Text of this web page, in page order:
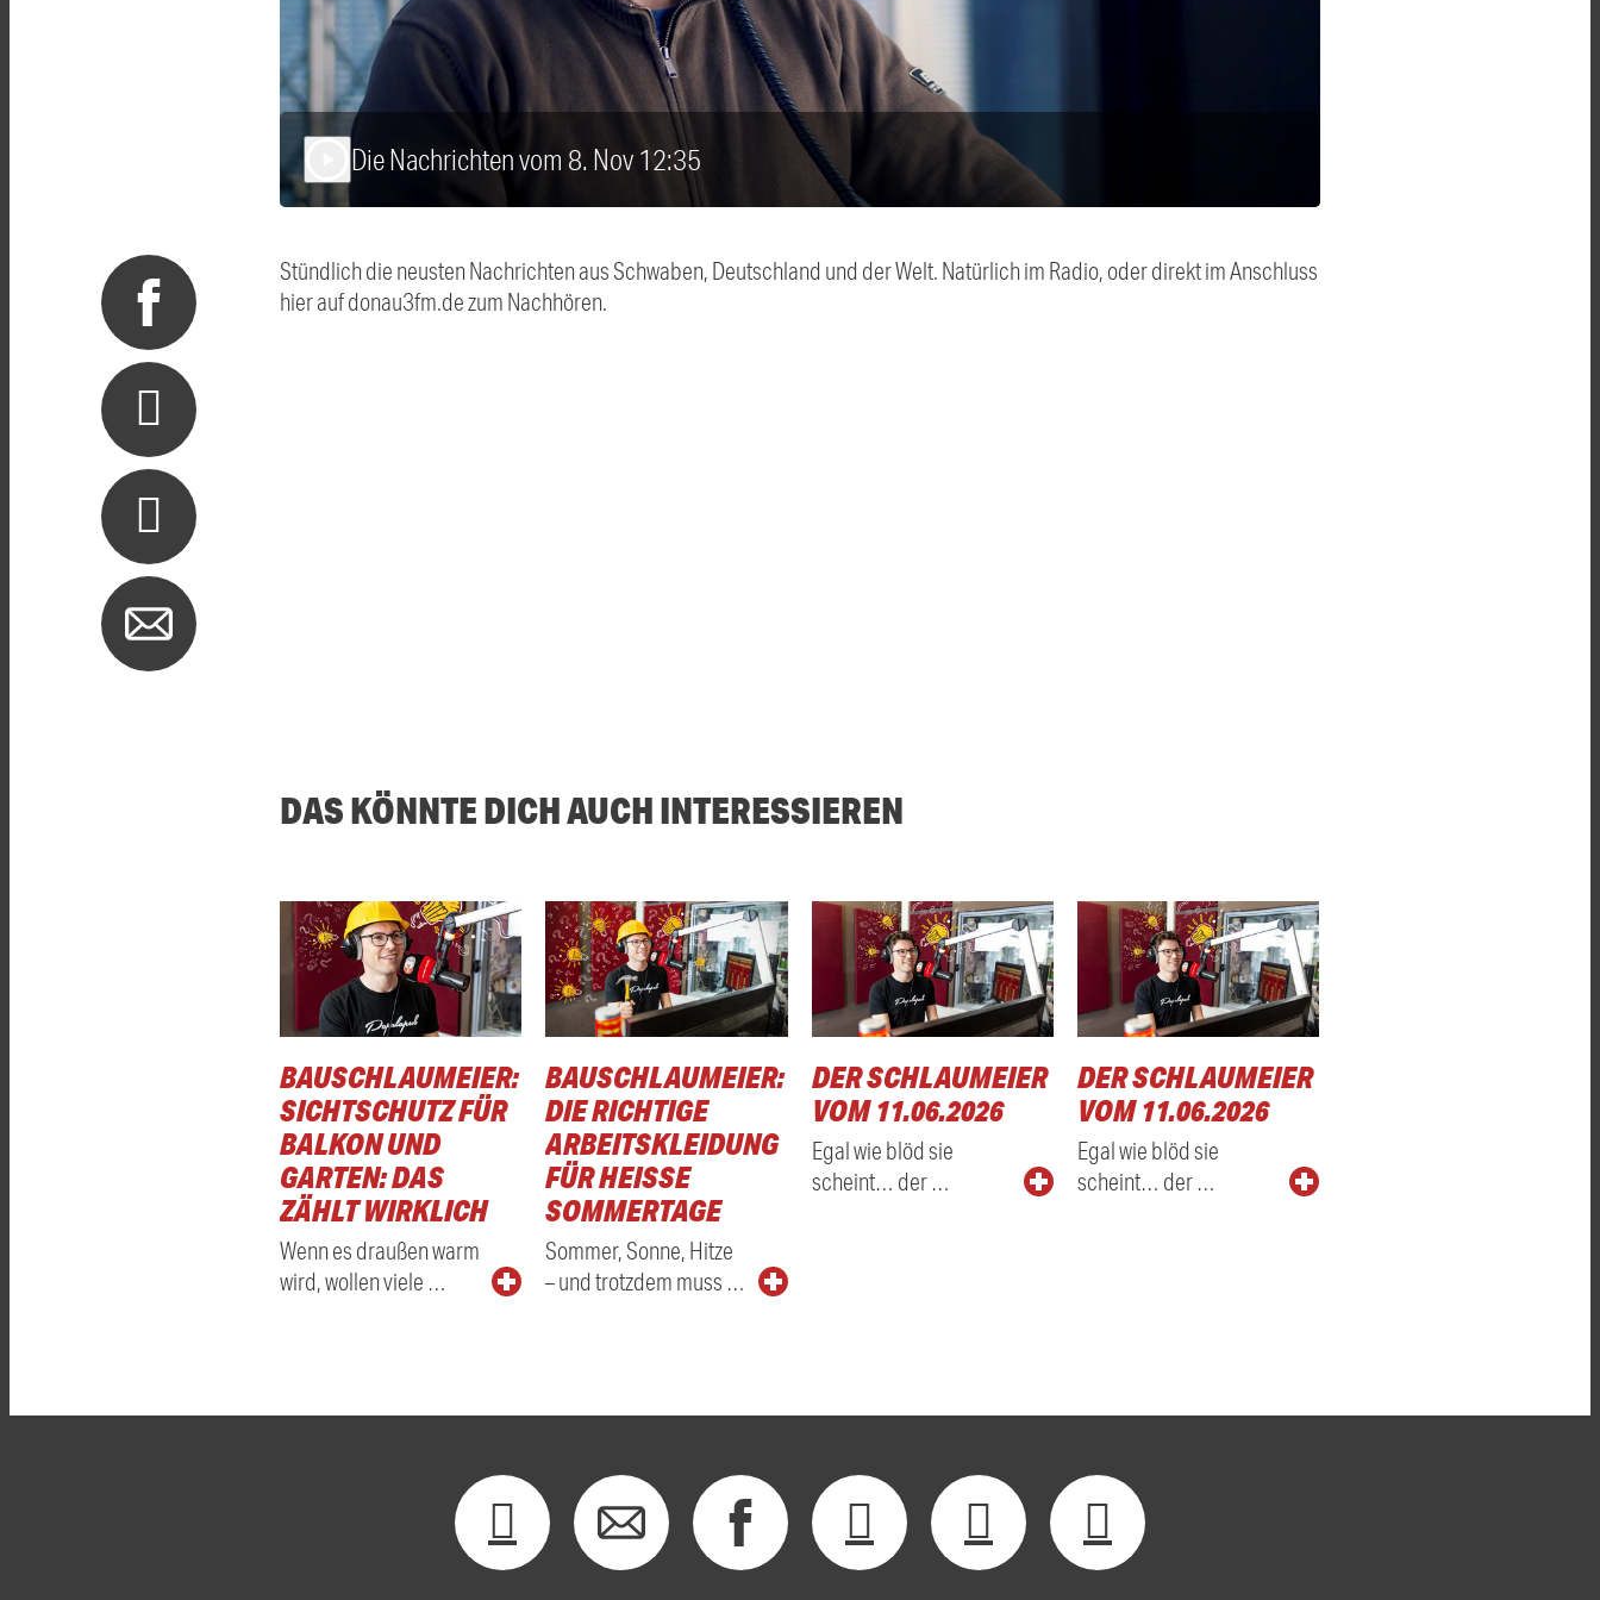
Die Nachrichten vom 8. Nov 12:35
Stündlich die neusten Nachrichten aus Schwaben, Deutschland und der Welt. Natürlich im Radio, oder direkt im Anschluss
hier auf donau3fm.de zum Nachhören.
DAS KÖNNTE DICH AUCH INTERESSIEREN
BAUSCHLAUMEIER:
SICHTSCHUTZ FÜR
BALKON UND
GARTEN: DAS
ZÄHLT WIRKLICH
Wenn es draußen warm
wird, wollen viele …
BAUSCHLAUMEIER:
DIE RICHTIGE
ARBEITSKLEIDUNG
FÜR HEISSE S
OMMERTAGE
Sommer, Sonne, Hitze
– und trotzdem muss …
DER SCHLAUMEIER
VOM 11.06.2026
Egal wie blöd sie
scheint… der …
DER SCHLAUMEIER
VOM 11.06.2026
Egal wie blöd sie
scheint… der …